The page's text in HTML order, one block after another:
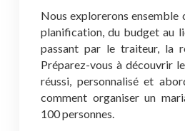
Nous explorerons ensemble
planification, du budget au
passant par le traiteur, la
Préparez-vous à découvrir
réussi, personnalisé et
comment organiser un
100 personnes.